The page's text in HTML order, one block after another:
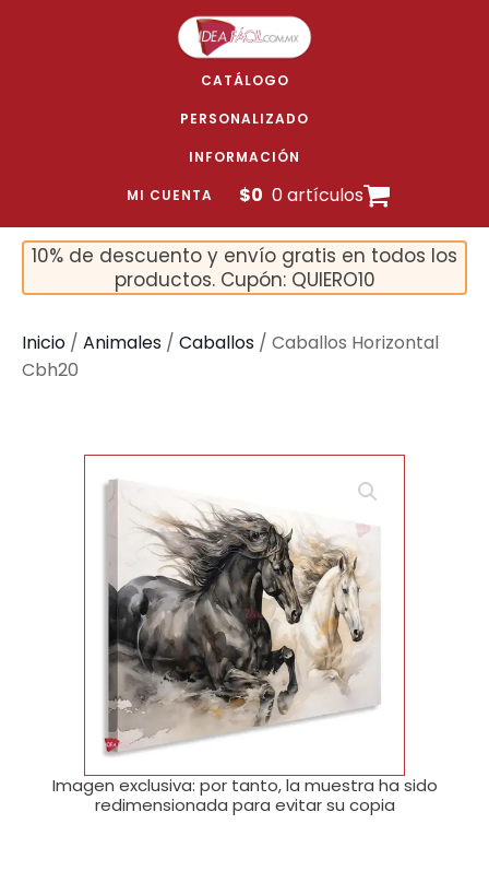
CATÁLOGO
PERSONALIZADO
INFORMACIÓN
MI CUENTA $0 0 artículos
10% de descuento y envío gratis en todos los
productos. Cupón: QUIERO10
Inicio / Animales / Caballos / Caballos Horizontal
Cbh20
🔍
Imagen exclusiva: por tanto, la muestra ha sido
redimensionada para evitar su copia